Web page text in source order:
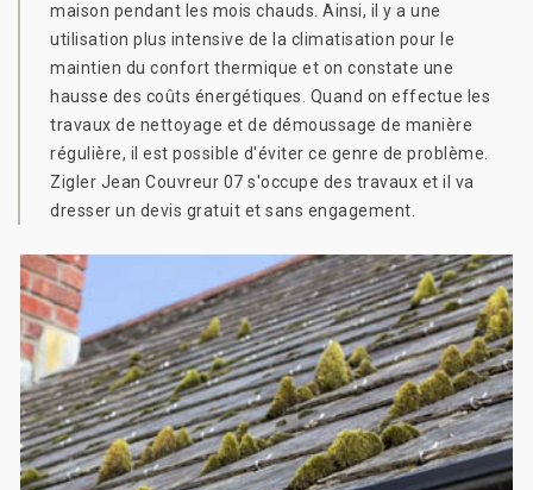
maison pendant les mois chauds. Ainsi, il y a une
utilisation plus intensive de la climatisation pour le
maintien du confort thermique et on constate une
hausse des coûts énergétiques. Quand on effectue les
travaux de nettoyage et de démoussage de manière
régulière, il est possible d'éviter ce genre de problème.
Zigler Jean Couvreur 07 s'occupe des travaux et il va
dresser un devis gratuit et sans engagement.